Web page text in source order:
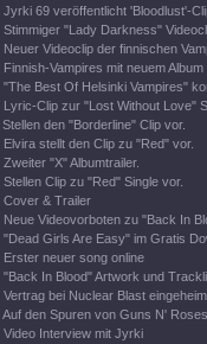
Jyrki 69 veröffentlicht 'Bloodlust'-
Stimmiger "Lady Darkness"
Neuer Videoclip der finnischen
Finnish-Vampires mit neuem
"The Best Of Helsinki Vampires"
Lyric-Clip zur "Lost Without Love"
Stellen den "Borderline" Clip vor.
Elvira stellt den Clip zu "Red" vor.
Zweiter "X" Albumtrailer.
Stellen Clip zu "Red" Single vor.
Cover & Trailer
Neue Videovorboten zu "Back In
"Dead Girls Are Easy" im Gratis
Erster neuer song online
"Back In Blood" Artwork und
Vertrag bei Nuclear Blast
Auf den Spuren von Guns N'
Video Interview mit Jyrki